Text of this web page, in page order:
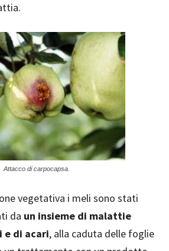
Attacco di carpocapsa.
vegetativa i meli sono stati
da un insieme di malattie
e di acari, alla caduta delle foglie